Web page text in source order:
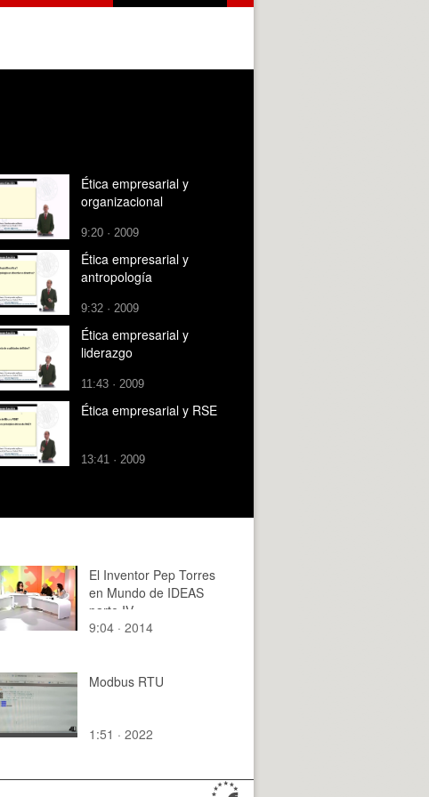
Ética empresarial y
organizacional
9:20 · 2009
Ética empresarial y
antropología
9:32 · 2009
Ética empresarial y
liderazgo
11:43 · 2009
Ética empresarial y RSE
13:41 · 2009
El Inventor Pep Torres
en Mundo de IDEAS
parte IV
9:04 · 2014
Modbus RTU
1:51 · 2022